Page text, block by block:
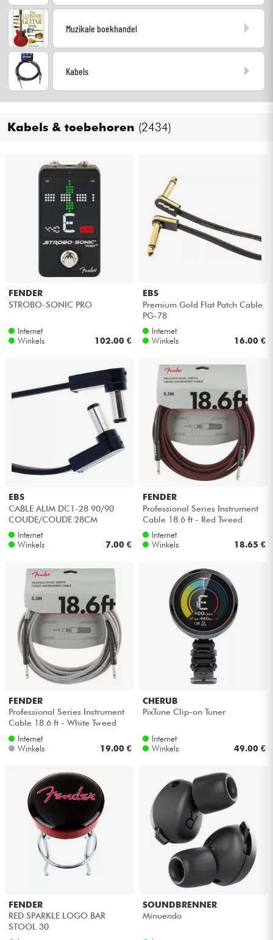
Blaasinstrument
Viool & Quatuor
HiFi
Bekijk onze merken
Muzikale boekhandel
Kabels
Kabels & toebehoren (2434)
FENDER
STROBO-SONIC PRO
Internet
Winkels
102.00 €
EBS
Premium Gold Flat Patch Cable
PG-78
Internet
Winkels
16.00 €
EBS
CABLE ALIM DC1-28 90/90
COUDE/COUDE 28CM
Internet
Winkels
7.00 €
FENDER
Professional Series Instrument
Cable 18.6 ft - Red Tweed
Internet
Winkels
18.65 €
FENDER
Professional Series Instrument
Cable 18.6 ft - White Tweed
Internet
Winkels
19.00 €
CHERUB
PixTune Clip-on Tuner
Internet
Winkels
49.00 €
FENDER
RED SPARKLE LOGO BAR
STOOL 30
SOUNDBRENNER
Minuendo